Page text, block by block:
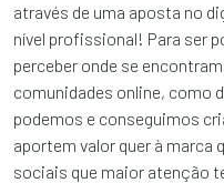
através de uma aposta no
nível profissional! Para ser
perceber onde se
comunidades online, como
podemos e conseguimos
aportem valor quer à marca
sociais que maior atenção